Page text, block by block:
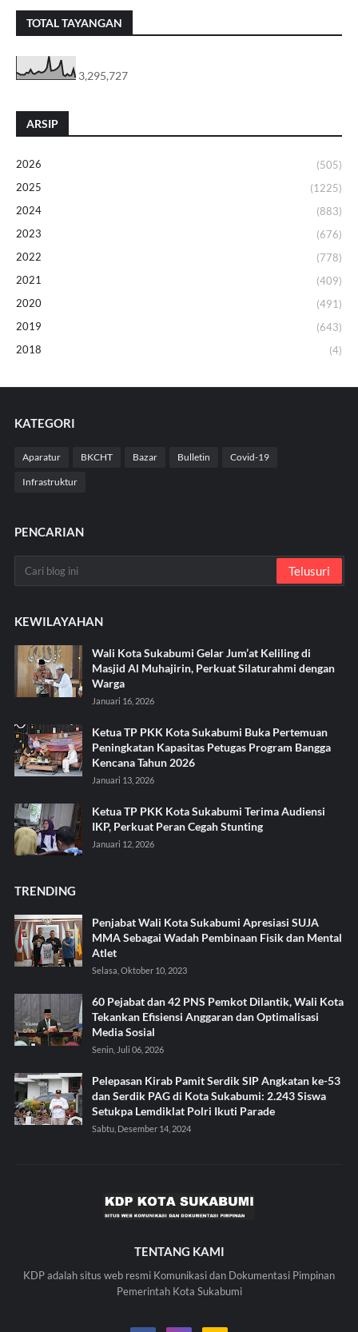
TOTAL TAYANGAN
3,295,727
ARSIP
2026
(505)
2025
(1225)
2024
(883)
2023
(676)
2022
(778)
2021
(409)
2020
(491)
2019
(643)
2018
(4)
KATEGORI
Aparatur BKCHT Bazar Bulletin Covid-19
Infrastruktur
PENCARIAN
KEWILAYAHAN
Wali Kota Sukabumi Gelar Jum’at Keliling di
Masjid Al Muhajirin, Perkuat Silaturahmi dengan
Warga
Januari 16, 2026
Ketua TP PKK Kota Sukabumi Buka Pertemuan
Peningkatan Kapasitas Petugas Program Bangga
Kencana Tahun 2026
Januari 13, 2026
Ketua TP PKK Kota Sukabumi Terima Audiensi
IKP, Perkuat Peran Cegah Stunting
Januari 12, 2026
TRENDING
Penjabat Wali Kota Sukabumi Apresiasi SUJA
MMA Sebagai Wadah Pembinaan Fisik dan Mental
Atlet
Selasa, Oktober 10, 2023
60 Pejabat dan 42 PNS Pemkot Dilantik, Wali Kota
Tekankan Efisiensi Anggaran dan Optimalisasi
Media Sosial
Senin, Juli 06, 2026
Pelepasan Kirab Pamit Serdik SIP Angkatan ke-53
dan Serdik PAG di Kota Sukabumi: 2.243 Siswa
Setukpa Lemdiklat Polri Ikuti Parade
Sabtu, Desember 14, 2024
TENTANG KAMI
KDP adalah situs web resmi Komunikasi dan Dokumentasi Pimpinan
Pemerintah Kota Sukabumi